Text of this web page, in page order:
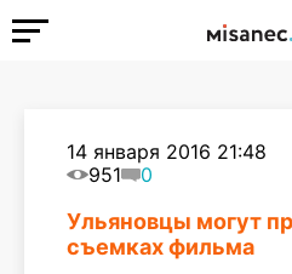
14 января 2016 21:48
951
0
Ульяновцы могут
съемках фильма